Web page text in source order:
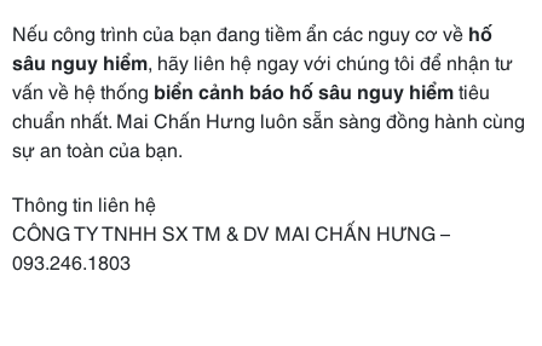
Nếu công trình của bạn đang tiềm ẩn các nguy cơ về hố
sâu nguy hiểm, hãy liên hệ ngay với chúng tôi để nhận tư
vấn về hệ thống biển cảnh báo hố sâu nguy hiểmtiêu
chuẩn nhất. Mai Chấn Hưng luôn sẵn sàng đồng hành cùng
sự an toàn của bạn.
Thông tin liên hệ
CÔNG TY TNHH SX TM & DV MAI CHẤN HƯNG –
093.246.1803